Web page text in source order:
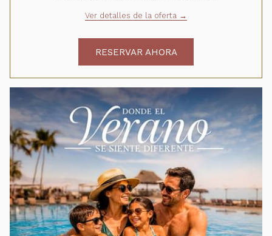
Ver detalles de la oferta
RESERVAR AHORA